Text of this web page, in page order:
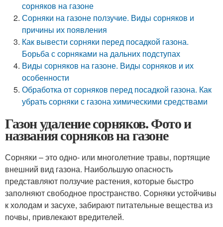
сорняков на газоне
Сорняки на газоне ползучие. Виды сорняков и
причины их появления
Как вывести сорняки перед посадкой газона.
Борьба с сорняками на дальних подступах
Виды сорняков на газоне. Виды сорняков и их
особенности
Обработка от сорняков перед посадкой газона. Как
убрать сорняки с газона химическими средствами
Газон удаление сорняков. Фото и
названия сорняков на газоне
Сорняки – это одно- или многолетние травы, портящие
внешний вид газона. Наибольшую опасность
представляют ползучие растения, которые быстро
заполняют свободное пространство. Сорняки устойчивы
к холодам и засухе, забирают питательные вещества из
почвы, привлекают вредителей.